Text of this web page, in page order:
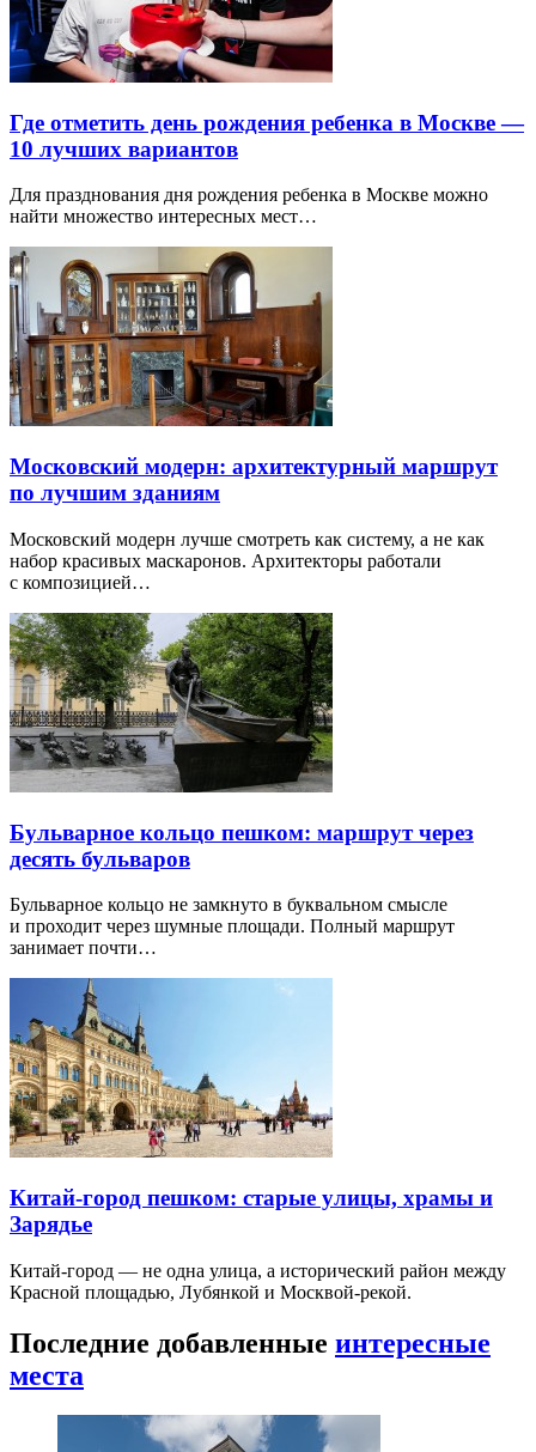
Где отметить день рождения ребенка в Москве —
10 лучших вариантов
Для празднования дня рождения ребенка в Москве можно
найти множество интересных мест…
Московский модерн: архитектурный маршрут
по лучшим зданиям
Московский модерн лучше смотреть как систему, а не как
набор красивых маскаронов. Архитекторы работали
с композицией…
Бульварное кольцо пешком: маршрут через
десять бульваров
Бульварное кольцо не замкнуто в буквальном смысле
и проходит через шумные площади. Полный маршрут
занимает почти…
Китай-город пешком: старые улицы, храмы и
Зарядье
Китай-город — не одна улица, а исторический район между
Красной площадью, Лубянкой и Москвой-рекой.
Последние добавленные интересные
места